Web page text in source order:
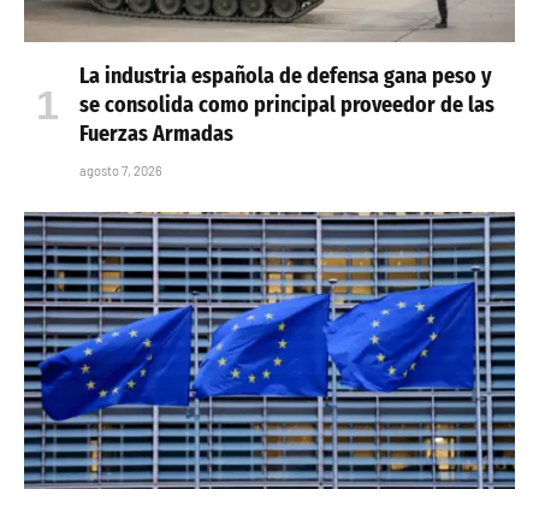
La industria española de defensa gana peso y
se consolida como principal proveedor de las
Fuerzas Armadas
agosto 7, 2026